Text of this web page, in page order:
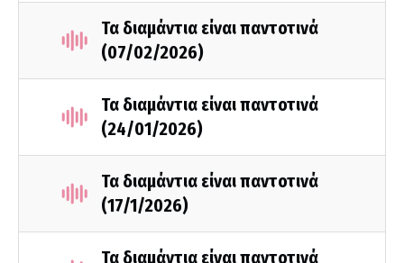
Τα διαμάντια είναι παντοτινά
(07/02/2026)
Τα διαμάντια είναι παντοτινά
(24/01/2026)
Τα διαμάντια είναι παντοτινά
(17/1/2026)
Τα διαμάντια είναι παντοτινά